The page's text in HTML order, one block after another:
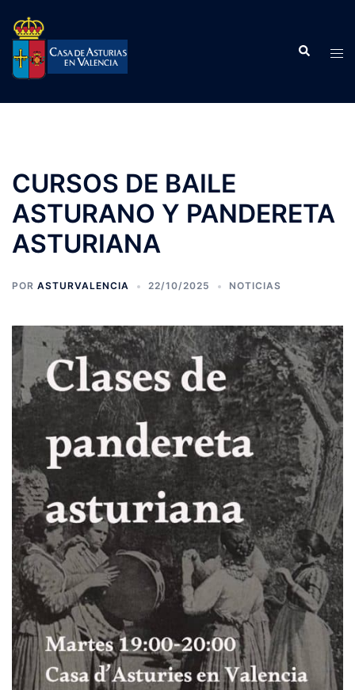
contenido
Buscar
CURSOS DE BAILE
ASTURANO Y PANDERETA
ASTURIANA
POR ASTURVALENCIA 22/10/2025 NOTICIAS